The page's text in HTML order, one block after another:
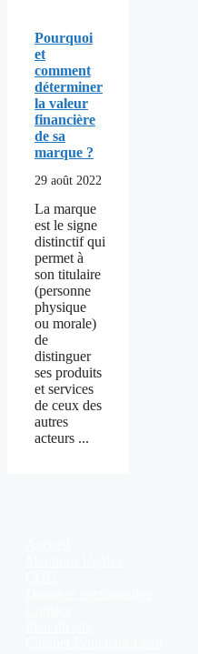
Pourquoi
et
comment
déterminer
la valeur
financière
de sa
marque ?
29 août 2022
La marque
est le signe
distinctif qui
permet à
son titulaire
(personne
physique
ou morale)
de
distinguer
ses produits
et services
de ceux des
autres
acteurs ...